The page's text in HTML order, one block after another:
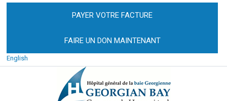
PAYER VOTRE FACTURE
FAIRE UN DON MAINTENANT
English